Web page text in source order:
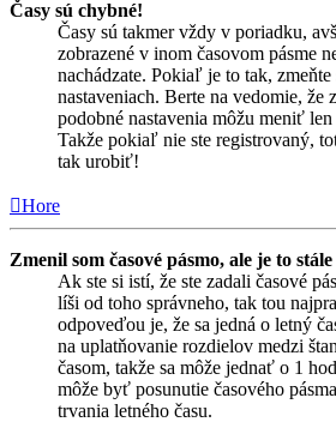
Časy sú chybné!
Časy sú takmer vždy v poriadku,
zobrazené v inom časovom pásme
nachádzate. Pokiaľ je to tak, zmeňte
nastaveniach. Berte na vedomie, že
podobné nastavenia môžu meniť
Takže pokiaľ nie ste registrovaný,
tak urobiť!
Hore
Zmenil som časové pásmo, ale je to
Ak ste si istí, že ste zadali časové
líši od toho správneho, tak tou
odpoveďou je, že sa jedná o letný
na uplatňovanie rozdielov medzi
časom, takže sa môže jednať o 1
môže byť posunutie časového
trvania letného času.